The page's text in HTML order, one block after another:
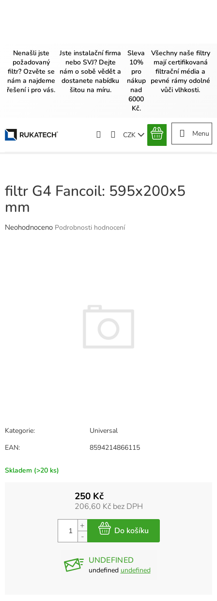
Nenašli jste
požadovaný
filtr? Ozvěte se
nám a najdeme
řešení i pro vás.
Jste instalační firma
nebo SVJ? Dejte
nám o sobě vědět a
dostanete nabídku
šitou na míru.
Sleva
10%
pro
nákup
nad
6000
Kč.
Všechny naše filtry
mají certifikovaná
filtrační média a
pevné rámy odolné
vůči vlhkosti.
CZK
NÁKUPNÍ
filtr G4 Fancoil: 595x200x5
mm
Průměrné
Neohodnoceno Podrobnosti hodnocení
Skladem (>20 ks)
Kategorie:
Universal
EAN: 8594214866115
250 Kč
206,60 Kč bez DPH
UNDEFINED
undefined undefined